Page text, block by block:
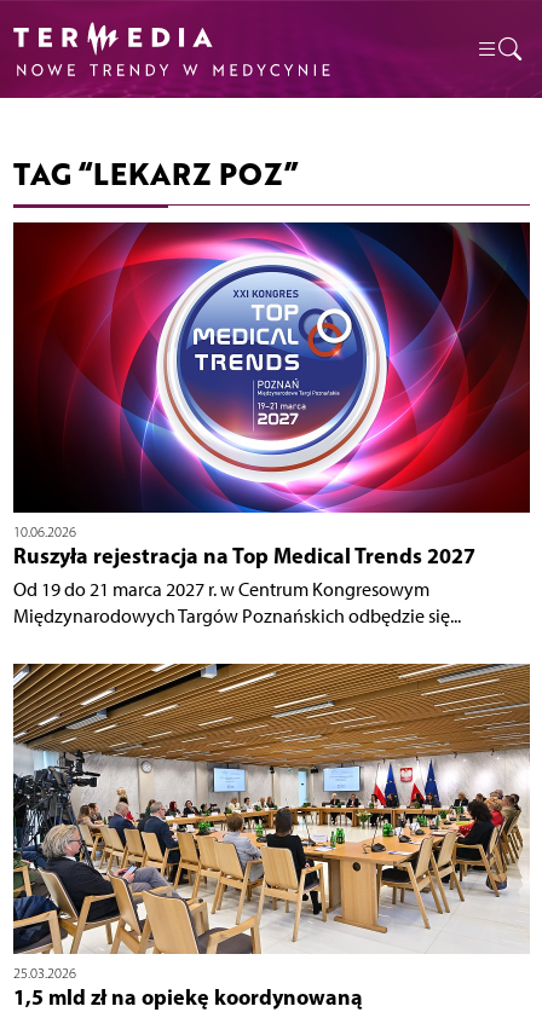
TAG “LEKARZ POZ”
10.06.2026
Ruszyła rejestracja na Top Medical Trends 2027
Od 19 do 21 marca 2027 r. w Centrum Kongresowym
Międzynarodowych Targów Poznańskich odbędzie się...
25.03.2026
1,5 mld zł na opiekę koordynowaną